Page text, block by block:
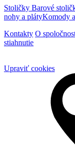
Stoličky Barové
nohy a plátyKomody
Kontakty O
stiahnutie
Upraviť cookies